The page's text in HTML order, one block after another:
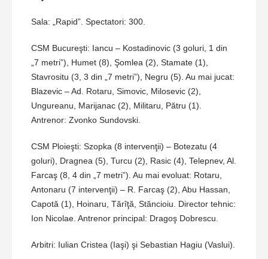
Sala: „Rapid”. Spectatori: 300.
CSM Bucureşti: Iancu – Kostadinovic (3 goluri, 1 din
„7 metri”), Humet (8), Şomlea (2), Stamate (1),
Stavrositu (3, 3 din „7 metri”), Negru (5). Au mai jucat:
Blazevic – Ad. Rotaru, Simovic, Milosevic (2),
Ungureanu, Marijanac (2), Militaru, Pătru (1).
Antrenor: Zvonko Sundovski.
CSM Ploieşti: Szopka (8 intervenţii) – Botezatu (4
goluri), Dragnea (5), Turcu (2), Rasic (4), Telepnev, Al.
Farcaş (8, 4 din „7 metri”). Au mai evoluat: Rotaru,
Antonaru (7 intervenţii) – R. Farcaş (2), Abu Hassan,
Capotă (1), Hoinaru, Tărîţă, Stăncioiu. Director tehnic:
Ion Nicolae. Antrenor principal: Dragoş Dobrescu.
Arbitri: Iulian Cristea (Iaşi) şi Sebastian Hagiu (Vaslui).